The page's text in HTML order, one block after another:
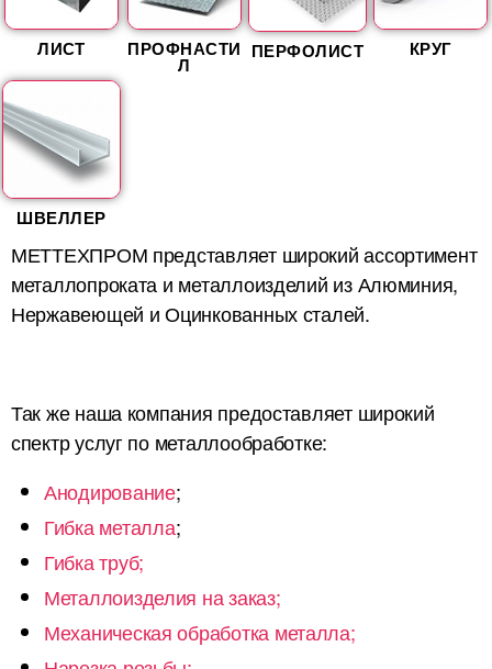
ЛИСТ ПРОФНАСТИ
Л
ПЕРФОЛИСТ КРУГ
ШВЕЛЛЕР
МЕТТЕХПРОМ представляет широкий ассортимент
металлопроката и металлоизделий из Алюминия,
Нержавеющей и Оцинкованных сталей.
Так же наша компания предоставляет широкий
спектр услуг по металлообработке:
Анодирование;
Гибка металла;
Гибка труб;
Металлоизделия на заказ;
Механическая обработка металла;